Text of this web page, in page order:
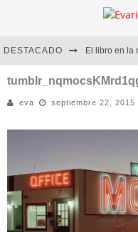
DESTACADO
Marcelo
Diego Meret |
eva septiembre 22, 2015